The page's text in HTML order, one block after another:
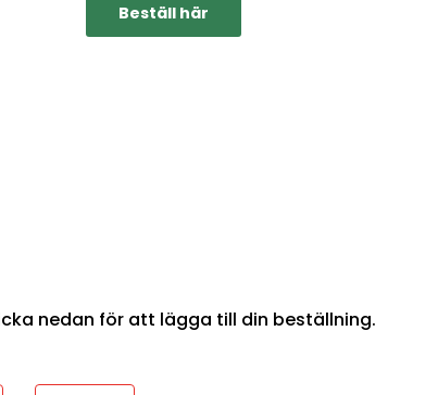
Beställ här
nedan för att lägga till din beställning.